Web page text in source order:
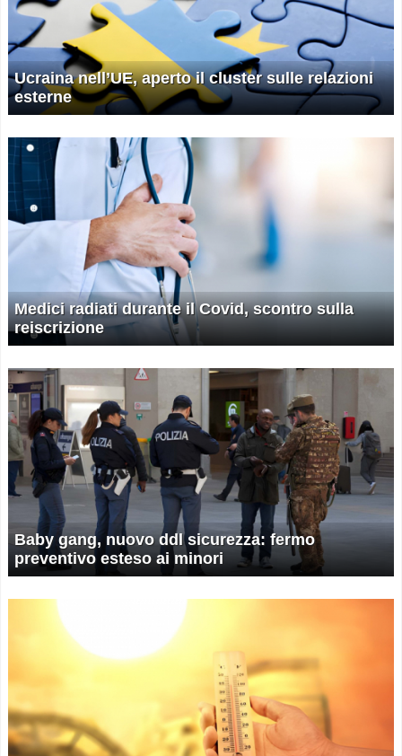
Ucraina nell’UE, aperto il cluster sulle relazioni
esterne
Medici radiati durante il Covid, scontro sulla
reiscrizione
Baby gang, nuovo ddl sicurezza: fermo
preventivo esteso ai minori